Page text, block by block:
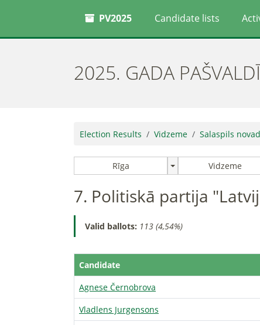
PV2025 Candidate lists
2025. GADA
Election Results Vidzeme Salaspils
Rīga Vidzeme
7. Politiskā partija
Valid ballots: 113 (4,54%)
Candidate
Agnese Černobrova
Vladlens Jurgensons